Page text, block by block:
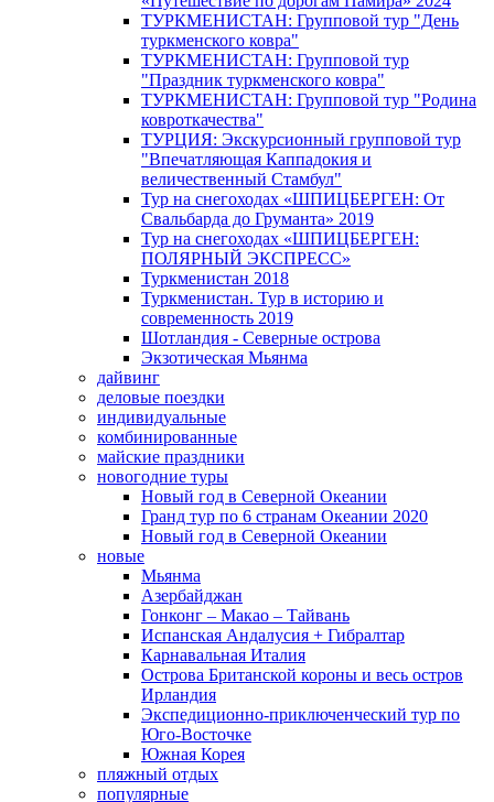
ТУРКМЕНИСТАН: Групповой тур "День
туркменского ковра"
ТУРКМЕНИСТАН: Групповой тур
"Праздник туркменского ковра"
ТУРКМЕНИСТАН: Групповой тур "Родина
ковроткачества"
ТУРЦИЯ: Экскурсионный групповой тур
"Впечатляющая Каппадокия и
величественный Стамбул"
Тур на снегоходах «ШПИЦБЕРГЕН: От
Свальбарда до Груманта» 2019
Тур на снегоходах «ШПИЦБЕРГЕН:
ПОЛЯРНЫЙ ЭКСПРЕСС»
Туркменистан 2018
Туркменистан. Тур в историю и
современность 2019
Шотландия - Северные острова
Экзотическая Мьянма
дайвинг
деловые поездки
индивидуальные
комбинированные
майские праздники
новогодние туры
Новый год в Северной Океании
Гранд тур по 6 странам Океании 2020
Новый год в Северной Океании
новые
Мьянма
Азербайджан
Гонконг – Макао – Тайвань
Испанская Андалусия + Гибралтар
Карнавальная Италия
Острова Британской короны и весь остров
Ирландия
Экспедиционно-приключенческий тур по
Юго-Восточке
Южная Корея
пляжный отдых
популярные